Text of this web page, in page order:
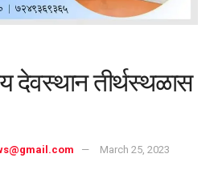
देवस्थान तीर्थस्थळास
March 25, 2023